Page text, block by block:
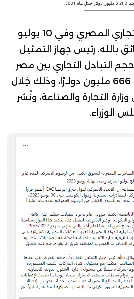
المصري
وفي 10 يوليو
بالله، رئيس جهاز التمثيل
التبادل التجاري بين مصر
التجارة والصناعة، ونُشر
الوزراء.